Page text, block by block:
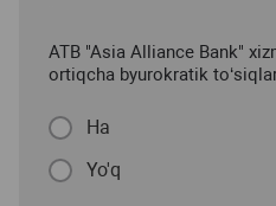
ATB "Asia Alliance Bank"
ortiqcha byurokratik
Ha
Yo'q